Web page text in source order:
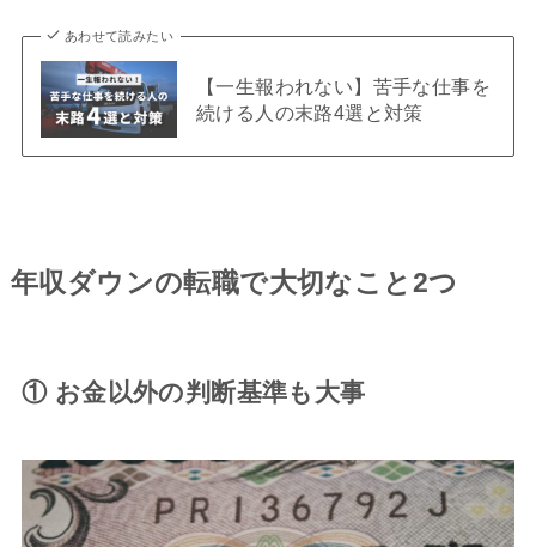
あわせて読みたい
【一生報われない】苦手な仕事を
続ける人の末路4選と対策
年収ダウンの転職で大切なこと2つ
① お金以外の判断基準も大事